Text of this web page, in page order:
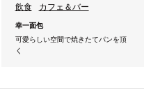
飲食 カフェ＆バー
幸一面包
可愛らしい空間で焼きたてパンを頂
く